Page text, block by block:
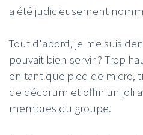
a été judicieusement
Tout d'abord, je me suis
pouvait bien servir ? Trop
en tant que pied de micro,
de décorum et offrir un joli
membres du groupe.